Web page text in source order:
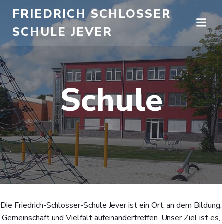
Zum
Inhalt
FRIEDRICH SCHLOSSER
SCHULE JEVER
Schule
Die Friedrich-Schlosser-Schule Jever ist ein Ort, an dem Bildung,
Gemeinschaft und Vielfalt aufeinandertreffen. Unser Ziel ist es,